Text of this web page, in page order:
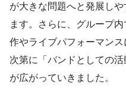
が大きな問題へと発展し
ます。さらに、グループ
作やライブパフォーマンス
次第に「バンドとしての
が広がっていきました。